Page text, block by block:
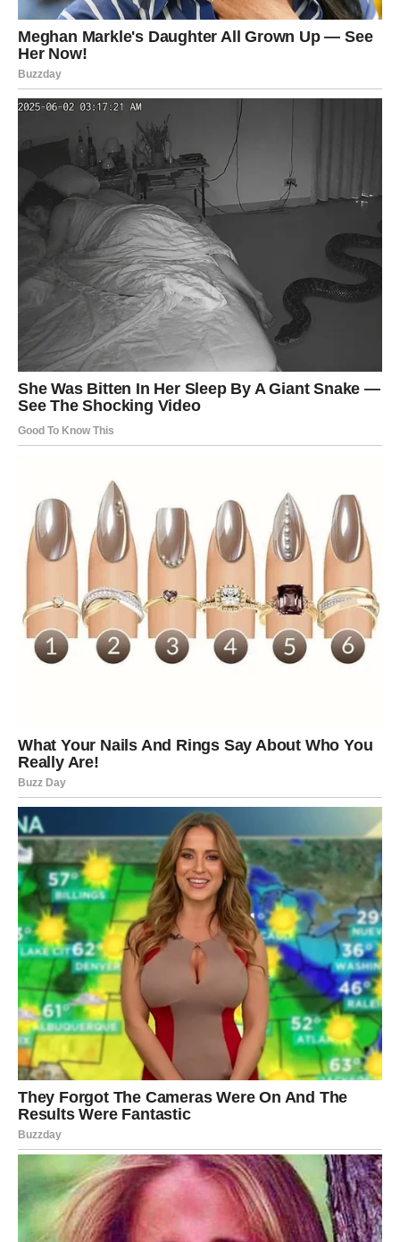
POTREBNI SU NAM SLEDEĆI SASTOJCI:
Za porciju od deset osoba potrebni sastojci su deset
bjelanjaka, 300 grama šećera, 300 grama nasjeckanog
kokosa i 150 grama brašna.
cream